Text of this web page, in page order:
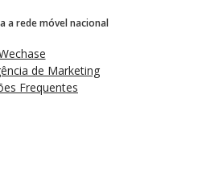
a rede móvel nacional
de Marketing
Frequentes